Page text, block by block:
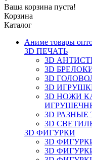
Ваша корзина пуста!
Корзина
Каталог
Аниме товары
3D ПЕЧАТЬ
3D
3D
3D
3D
3D НОЖИ
3D
3D
3D ФИГУРКИ
3D
3D